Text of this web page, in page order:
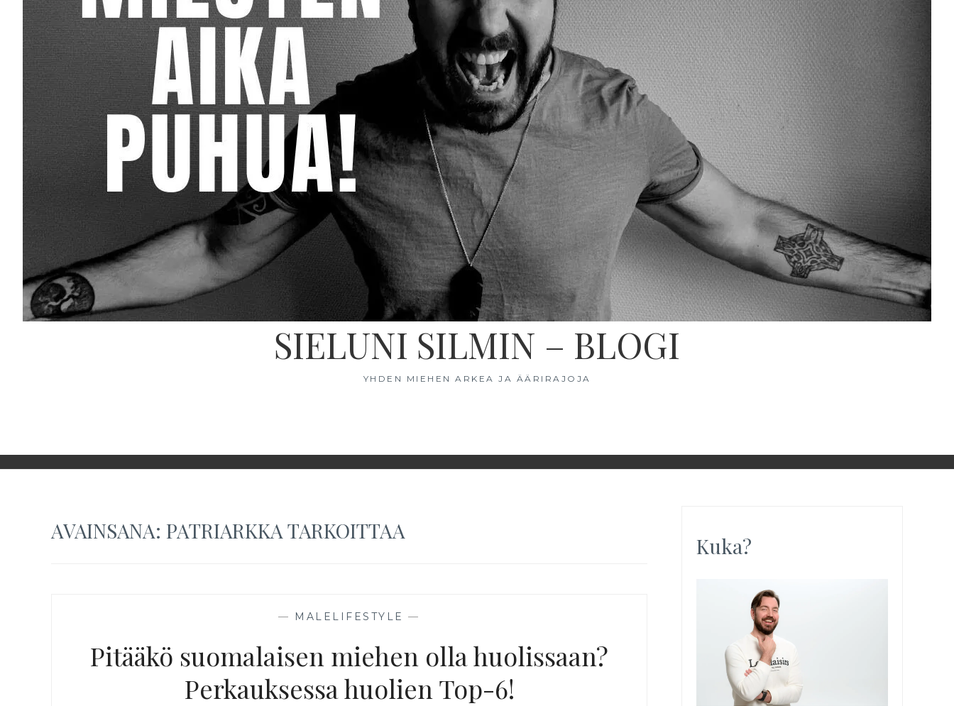
SIELUNI SILMIN – BLOGI
YHDEN MIEHEN ARKEA JA ÄÄRIRAJOJA
AVAINSANA: PATRIARKKA TARKOITTAA
— MALELIFESTYLE —
Pitääkö suomalaisen miehen olla huolissaan?
Perkauksessa huolien Top-6!
Kuka?